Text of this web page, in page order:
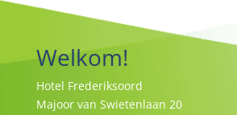
Welkom!
Hotel Frederiksoord
Majoor van Swietenlaan 20